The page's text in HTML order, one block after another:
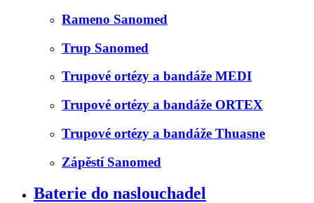
Rameno Sanomed
Trup Sanomed
Trupové ortézy a bandáže MEDI
Trupové ortézy a bandáže ORTEX
Trupové ortézy a bandáže Thuasne
Zápěstí Sanomed
Baterie do naslouchadel